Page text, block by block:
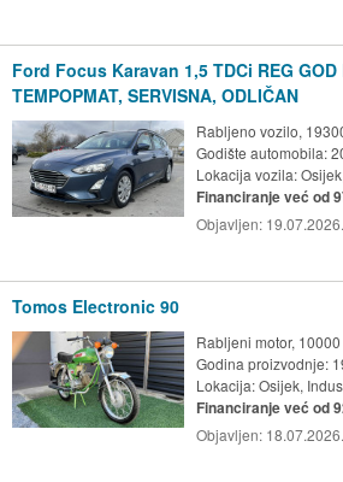
Ford Focus Karavan 1,5 TDCi REG GOD
TEMPOPMAT, SERVISNA, ODLIČAN
Rabljeno vozilo,
Godište automobila:
Lokacija vozila:
Financiranje već od
Objavljen: 19.07.2026.
Tomos Electronic 90
Rabljeni motor, 10000
Godina proizvodnje:
Lokacija:Osijek,
Financiranje već od
Objavljen: 18.07.2026.